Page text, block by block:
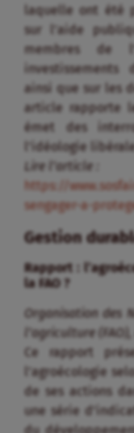
laquelle ont été
sur l’aide
membres de
ainsi que sur les
article rapporte
émet des
l’idéologie
Lire l’article :
https://
sengager-a-
Gestion
Rapport :
la FAO ?
Organisation des
l’agriculture
Ce rapport
l’agroécologie
de ses actions
une série